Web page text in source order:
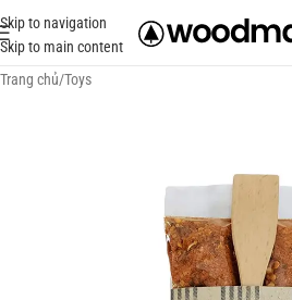
Skip to navigation
Skip to main content
Trang chủ/Toys